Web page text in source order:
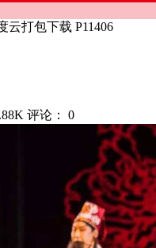
云打包下载 P11406
评论： 0